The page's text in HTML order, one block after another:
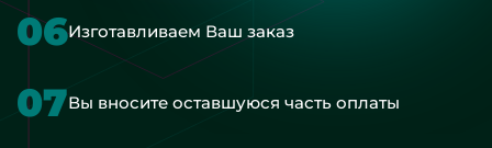
06Изготавливаем Ваш заказ
07Вы вносите оставшуюся часть оплаты